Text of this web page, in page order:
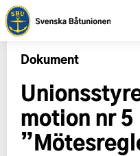
Dokument
motion nr 5